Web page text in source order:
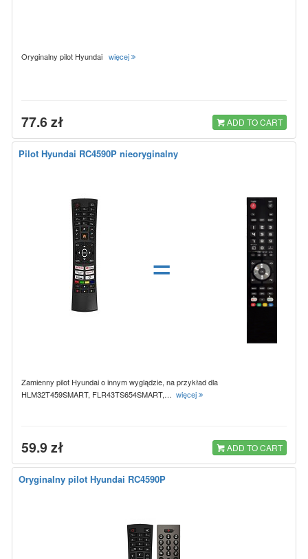
Oryginalny pilot Hyundai więcej
77.6 zł ADD TO CART
Pilot Hyundai RC4590P nieoryginalny
=
Zamienny pilot Hyundai o innym wyglądzie, na przykład dla
HLM32T459SMART, FLR43TS654SMART,… więcej
59.9 zł ADD TO CART
Oryginalny pilot Hyundai RC4590P